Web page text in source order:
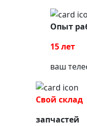
Опыт
15 лет
ваш
Свой склад
запчастей